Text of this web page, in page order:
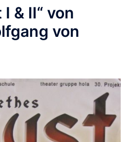
& II“ von
von